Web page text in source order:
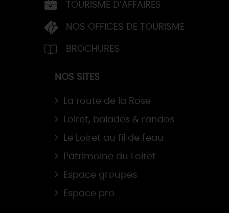
TOURISME D’AFFAIRES
NOS OFFICES DE TOURISME
BROCHURES
NOS SITES
La route de la Rose
Loiret, balades & randos
Le Loiret au fil de l'eau
Patrimoine du Loiret
Espace groupes
Espace pro